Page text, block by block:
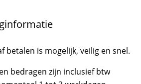
betalen is mogelijk, veilig en snel.
bedragen zijn inclusief btw